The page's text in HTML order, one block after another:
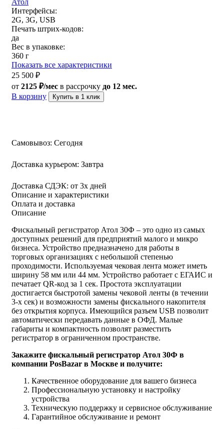
Атол
Интерфейсы:
2G, 3G, USB
Печать штрих-кодов:
да
Вес в упаковке:
360 г
Показать все характеристики
25 500 ₽
от 2125 ₽/мес в рассрочку до 12 мес.
В корзину
Купить в 1 клик
Самовывоз: Сегодня
Доставка курьером: Завтра
Доставка СДЭК: от 3х дней
Описание и характеристики
Оплата и доставка
Описание
Фискальный регистратор Атол 30Ф – это одно из самых
доступных решений для предприятий малого и микро
бизнеса. Устройство предназначено для работы в
торговых организациях с небольшой степенью
проходимости. Используемая чековая лента может иметь
ширину 58 мм или 44 мм. Устройство работает с ЕГАИС и
печатает QR-код за 1 сек. Простота эксплуатации
достигается быстротой замены чековой ленты (в течении
3-х сек) и возможности замены фискального накопителя
без открытия корпуса. Имеющийся разъем USB позволит
автоматически передавать данные в ОФД. Малые
габариты и компактность позволят разместить
регистратор в ограниченном пространстве.
Закажите фискальный регистратор Атол 30Ф в
компании PosBazar в Москве и получите:
Качественное оборудование для вашего бизнеса
Профессиональную установку и настройку
устройства
Техническую поддержку и сервисное обслуживание
Гарантийное обслуживание и ремонт